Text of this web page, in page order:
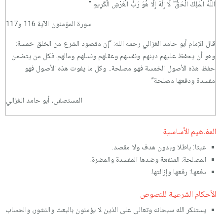
اللَّهُ الْمَلِكُ الْحَقُّ ۖ لَا إِلَٰهَ إِلَّا هُوَ رَبُّ الْعَرْشِ الْكَرِيمِ ”
سورة المؤمنون الآية 116 و117
قال الإمام أبو حامد الغزالي رحمه الله: “إن مقصود الشرع من الخلق خمسة:
وهو أن يحفظ عليهم دينهم ونفسهم وعقلهم ونسلهم ومالهم..فكل من يتضمن
حفظ هذه الأصول الخمسة فهو مصلحة.. وكل ما يفوت هذه الأصول فهو
مفسدة ودفعها مصلحة”
المستصفى، أبو حامد الغزالي
المفاهيم الأساسية
عبثا: باطلا وبدون هدف ولا مقصد.
المصلحة: المنفعة وضدها المفسدة والمضرة.
دفعها: رفعها وإزالتها.
الأحكام الشرعية للنصوص
يستنكر الله سبحانه وتعالى على الذين لا يؤمنون بالبعث والنشور، والحساب